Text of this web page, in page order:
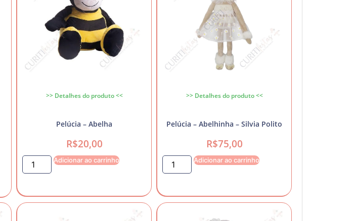
>> Detalhes do produto <<
Pelúcia – Abelha
R$20,00
Adicionar ao carrinho
>> Detalhes do produto <<
Pelúcia – Abelhinha – Silvia Polito
R$75,00
Adicionar ao carrinho